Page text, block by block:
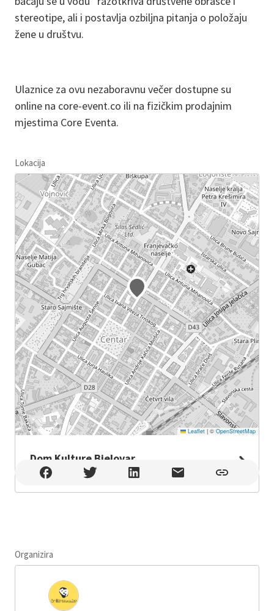
stereotipe, ali i postavlja ozbiljna pitanja o položaju
žene u društvu.
Ulaznice za ovu nezaboravnu večer dostupne su
online na core-event.co ili na fizičkim prodajnim
mjestima Core Eventa.
Lokacija
Leaflet |© OpenStreetMap
Dom Kulture Bjelovar
Dom Kulture Bjelovar , Bjelovar
Organizira